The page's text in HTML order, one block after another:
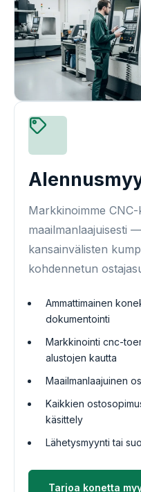
Markkinoimme CNC-
maailmanlaajuisesti
kansainvälisten
kohdennetun
Ammattimainen
dokumentointi
Markkinointi cnc-
alustojen kautta
Maailmanlaajuinen
Kaikkien
käsittely
Lähetysmyynti tai
Tarjoa konetta